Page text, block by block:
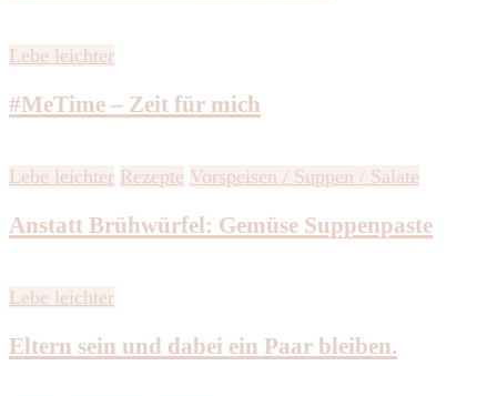
Lebe leichter
#MeTime – Zeit für mich
Lebe leichter Rezepte Vorspeisen / Suppen / Salate
Anstatt Brühwürfel: Gemüse Suppenpaste
Lebe leichter
Eltern sein und dabei ein Paar bleiben.